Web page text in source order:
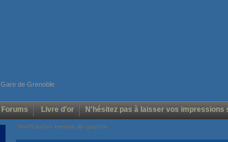
Gare de Grenoble
Forums Livre d'or N'hésitez pas à laisser vos impressions
Voir/Cacher menus de gauche